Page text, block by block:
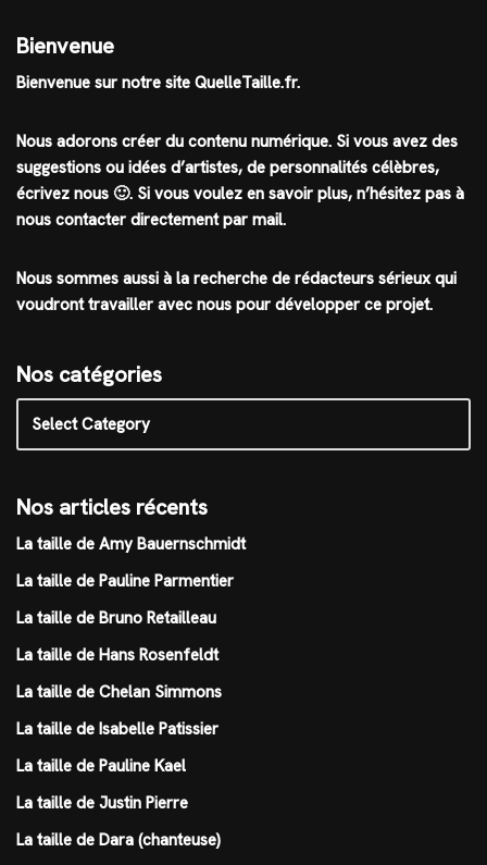
Bienvenue
Bienvenue sur notre site QuelleTaille.fr.
Nous adorons créer du contenu numérique. Si vous avez des
suggestions ou idées d’artistes, de personnalités célèbres,
écrivez nous 🙂. Si vous voulez en savoir plus, n’hésitez pas à
nous contacter directement par mail.
Nous sommes aussi à la recherche de rédacteurs sérieux qui
voudront travailler avec nous pour développer ce projet.
Nos catégories
Nos articles récents
La taille de Amy Bauernschmidt
La taille de Pauline Parmentier
La taille de Bruno Retailleau
La taille de Hans Rosenfeldt
La taille de Chelan Simmons
La taille de Isabelle Patissier
La taille de Pauline Kael
La taille de Justin Pierre
La taille de Dara (chanteuse)